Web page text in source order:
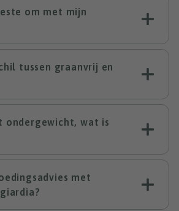
om met mijn
tussen graanvrij en
ondergewicht, wat is
met